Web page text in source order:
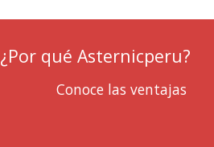
¿Por qué Asternicperu?
Conoce las ventajas